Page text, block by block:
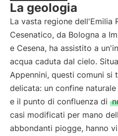
La geologia
La vasta regione dell'Emilia
Cesenatico, da Bologna a
e Cesena, ha assistito a
acqua caduta dal cielo.
Appennini, questi comuni si
delicata: un confine naturale
e il punto di confluenza di
casi modificati per mano
abbondanti piogge, hanno